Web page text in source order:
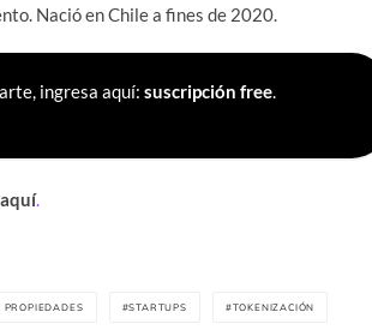
Nació en Chile a fines de 2020.
ingresa aquí: suscripción free.
.
PROPIEDADES STARTUPS TOKENIZACIÓN